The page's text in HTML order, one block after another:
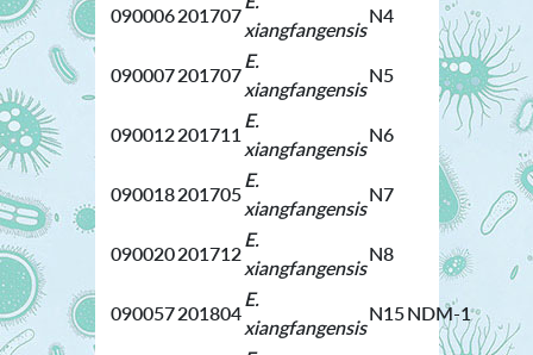
090006201707
xiangfangensis
N4
090007201707
E.
xiangfangensis
N5
090012201711
E.
xiangfangensis
N6
090018201705
E.
xiangfangensis
N7
090020201712
E.
xiangfangensis
N8
090057201804
E.
xiangfangensis
N15NDM-1